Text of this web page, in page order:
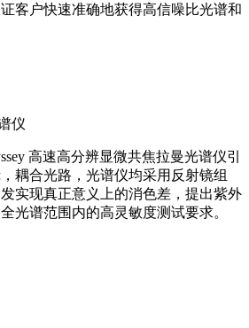
客户快速准确地获得高信噪比光谱和
仪
高速高分辨显微共焦拉曼光谱仪引
耦合光路，光谱仪均采用反射镜组
实现真正意义上的消色差，提出紫外
光谱范围内的高灵敏度测试要求。